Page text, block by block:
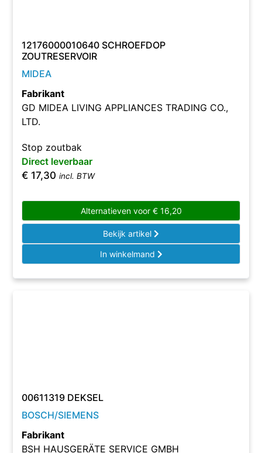
12176000010640 SCHROEFDOP
ZOUTRESERVOIR
MIDEA
Fabrikant
GD MIDEA LIVING APPLIANCES TRADING CO.,
LTD.
Stop zoutbak
Direct leverbaar
€ 17,30 incl. BTW
Alternatieven voor €16,20
Bekijk artikel
In winkelmand
00611319 DEKSEL
BOSCH/SIEMENS
Fabrikant
BSH HAUSGERÄTE SERVICE GMBH